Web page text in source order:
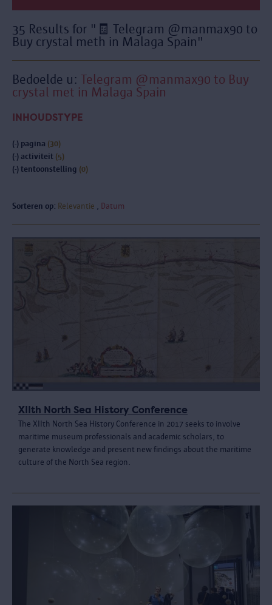
35 Results for "🧾 Telegram @manmax90 to
Buy crystal meth in Malaga Spain"
Bedoelde u: Telegram @manmax90 to Buy
crystal met in Malaga Spain
INHOUDSTYPE
(-) pagina (30)
(-) activiteit (5)
(-) tentoonstelling (0)
Sorteren op: Relevantie Datum
XIIth North Sea History Conference
The XIIth North Sea History Conference in 2017 seeks to involve
maritime museum professionals and academic scholars, to
generate knowledge and present new findings about the maritime
culture of the North Sea region.